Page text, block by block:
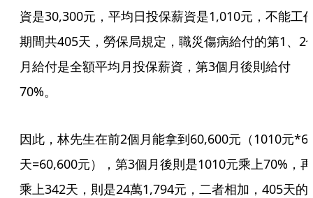
資是30,300元，平均日投保薪資是1,010元，不能工
期間共405天，勞保局規定，職災傷病給付的第1、2
月給付是全額平均月投保薪資，第3個月後則給付
70%。
因此，林先生在前2個月能拿到60,600元（1010元
天=60,600元），第3個月後則是1010元乘上70%，再
乘上342天，則是24萬1,794元，二者相加，405天的